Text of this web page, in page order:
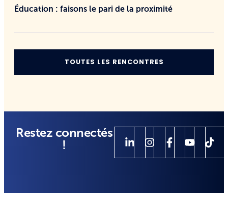
Éducation : faisons le pari de la proximité
TOUTES LES RENCONTRES
Restez connectés
!